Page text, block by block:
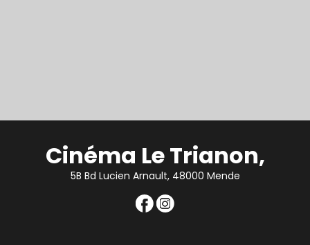
Cinéma Le Trianon,
5B Bd Lucien Arnault, 48000 Mende